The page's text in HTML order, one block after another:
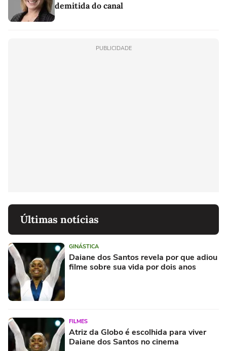
demitida do canal
PUBLICIDADE
Últimas notícias
GINÁSTICA
Daiane dos Santos revela por que adiou
filme sobre sua vida por dois anos
FILMES
Atriz da Globo é escolhida para viver
Daiane dos Santos no cinema